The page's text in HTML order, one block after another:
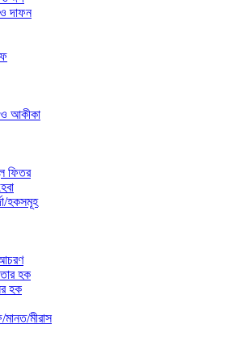
ও দাফন
ও আকীকা
ফিতর
হকসমূহ
হক
হক
মীরাস